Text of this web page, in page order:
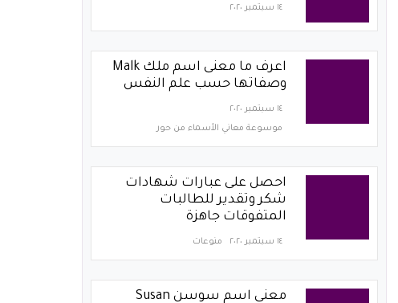
١٤ سبتمبر ٢٠٢٠
اعرف ما معنى اسم ملك Malk
وصفاتها حسب علم النفس
١٤ سبتمبر ٢٠٢٠
موسوعة معاني الأسماء من حور
احصل على عبارات شهادات
شكر وتقدير للطالبات
المتفوقات جاهزة
١٤ سبتمبر ٢٠٢٠ منوعات
معنى اسم سوسن Susan